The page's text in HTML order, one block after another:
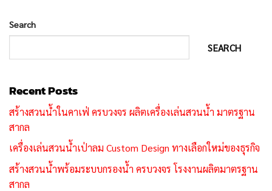
Search
SEARCH
Recent Posts
สร้างสวนน้ำในคาเฟ่ ครบวงจร ผลิตเครื่องเล่นสวนน้ำ มาตรฐาน
สากล
เครื่องเล่นสวนน้ำเป่าลม Custom Design ทางเลือกใหม่ของธุรกิจ
สร้างสวนน้ำพร้อมระบบกรองน้ำ ครบวงจร โรงงานผลิตมาตรฐาน
สากล